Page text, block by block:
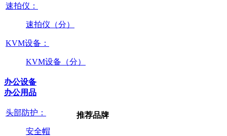
速拍仪：
速拍仪（分）
KVM设备：
KVM设备（分）
办公设备
办公用品
头部防护：
安全帽
推荐品牌